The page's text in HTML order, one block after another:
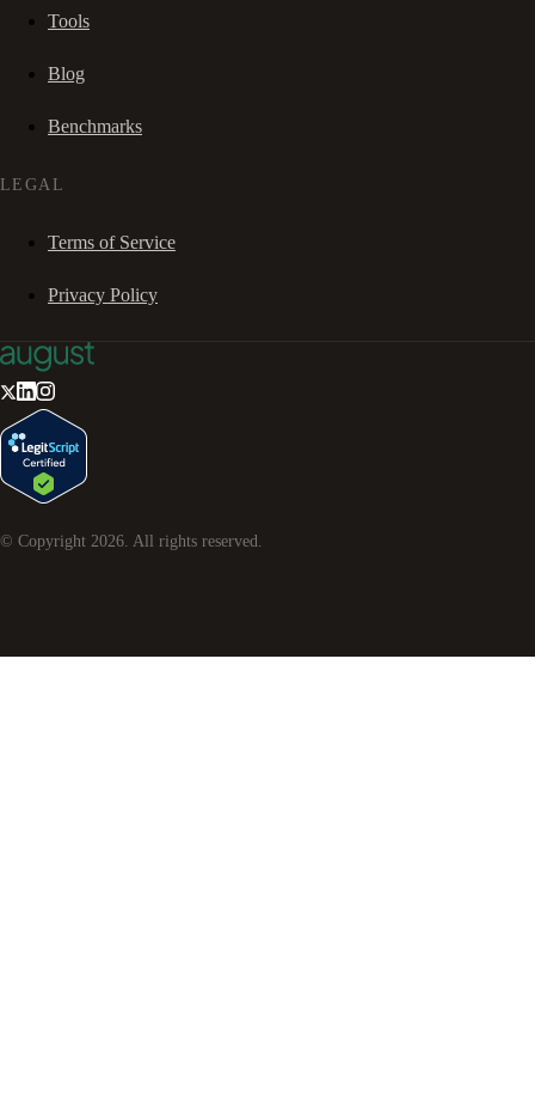
Tools
Blog
Benchmarks
LEGAL
Terms of Service
Privacy Policy
© Copyright 2026. All rights reserved.